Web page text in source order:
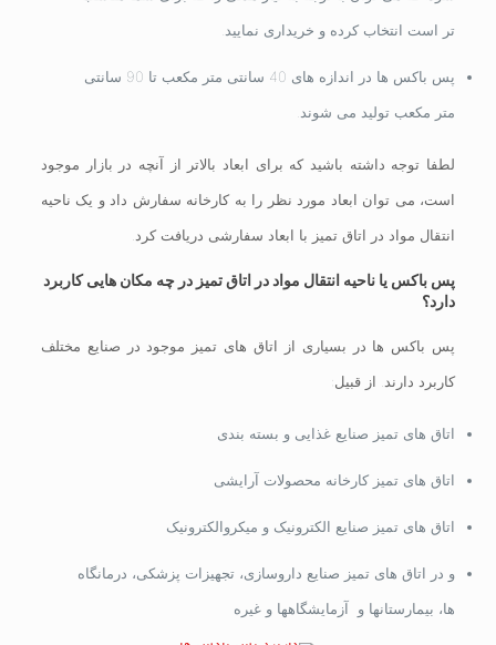
تر است انتخاب کرده و خریداری نمایید.
پس باکس ها در اندازه های 40 سانتی متر مکعب تا 90 سانتی
متر مکعب تولید می شوند.
لطفا توجه داشته باشید که برای ابعاد بالاتر از آنچه در بازار موجود
است، می توان ابعاد مورد نظر را به کارخانه سفارش داد و یک ناحیه
انتقال مواد در اتاق تمیز با ابعاد سفارشی دریافت کرد.
پس باکس یا ناحیه انتقال مواد در اتاق تمیز در چه مکان هایی کاربرد
دارد؟
پس باکس ها در بسیاری از اتاق های تمیز موجود در صنایع مختلف
کاربرد دارند. از قبیل:
اتاق های تمیز صنایع غذایی و بسته بندی
اتاق های تمیز کارخانه محصولات آرایشی
اتاق های تمیز صنایع الکترونیک و میکروالکترونیک
و در اتاق های تمیز صنایع داروسازی، تجهیزات پزشکی، درمانگاه
ها، بیمارستانها و آزمایشگاهها و غیره